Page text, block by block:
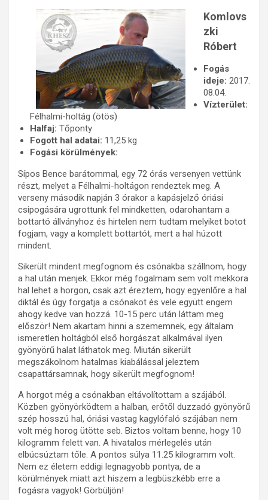
Komlovs
zki
Róbert
Fogás
ideje: 2017.
08.04.
Vízterület:
Félhalmi-holtág (ötös)
Halfaj: Tőponty
Fogott hal adatai: 11,25 kg
Fogási körülmények:
Sípos Bence barátommal, egy 72 órás versenyen vettünk
részt, melyet a Félhalmi-holtágon rendeztek meg. A
verseny második napján 3 órakor a kapásjelző óriási
csipogására ugrottunk fel mindketten, odarohantam a
bottartó állványhoz és hirtelen nem tudtam melyiket botot
fogjam, vagy a komplett bottartót, mert a hal húzott
mindent.
Sikerült mindent megfognom és csónakba szállnom, hogy
a hal után menjek. Ekkor még fogalmam sem volt mekkora
hal lehet a horgon, csak azt éreztem, hogy egyenlőre a hal
diktál és úgy forgatja a csónakot és vele együtt engem
ahogy kedve van hozzá. 10-15 perc után láttam meg
először! Nem akartam hinni a szememnek, egy általam
ismeretlen holtágból első horgászat alkalmával ilyen
gyönyörű halat láthatok meg. Miután sikerült
megszákolnom hatalmas kiabálással jeleztem
csapattársamnak, hogy sikerült megfognom!
A horgot még a csónakban eltávolítottam a szájából.
Közben gyönyörködtem a halban, erőtől duzzadó gyönyörű
szép hosszú hal, óriási vastag kagylófaló szájában nem
volt még horog ütötte seb. Biztos voltam benne, hogy 10
kilogramm felett van. A hivatalos mérlegelés után
elbúcsúztam tőle. A pontos súlya 11.25 kilogramm volt.
Nem ez életem eddigi legnagyobb pontya, de a
körülmények miatt azt hiszem a legbüszkébb erre a
fogásra vagyok! Görbüljön!